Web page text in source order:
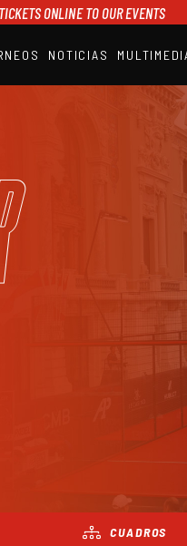
ONLINE TO OUR EVENTS
NOTICIAS
SCOREBOARD
CUADROS